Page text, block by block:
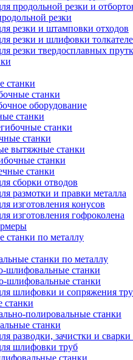
продольной резки и
резки
резки и штамповки отходов
резки и шлифовки
резки твердосплавных
станки
станки
оборудование
станки
станки
станки
вытяжные станки
станки
станки
сборки отводов
размотки и правки металла
изготовления конусов
изготовления гофроколена
по металлу
станки по металлу
шлифовальные станки
шлифовальные станки
шлифовки и сопряжения
станки
полировальные станки
станки
разводки, зачистки и сварки
шлифовки труб
станки